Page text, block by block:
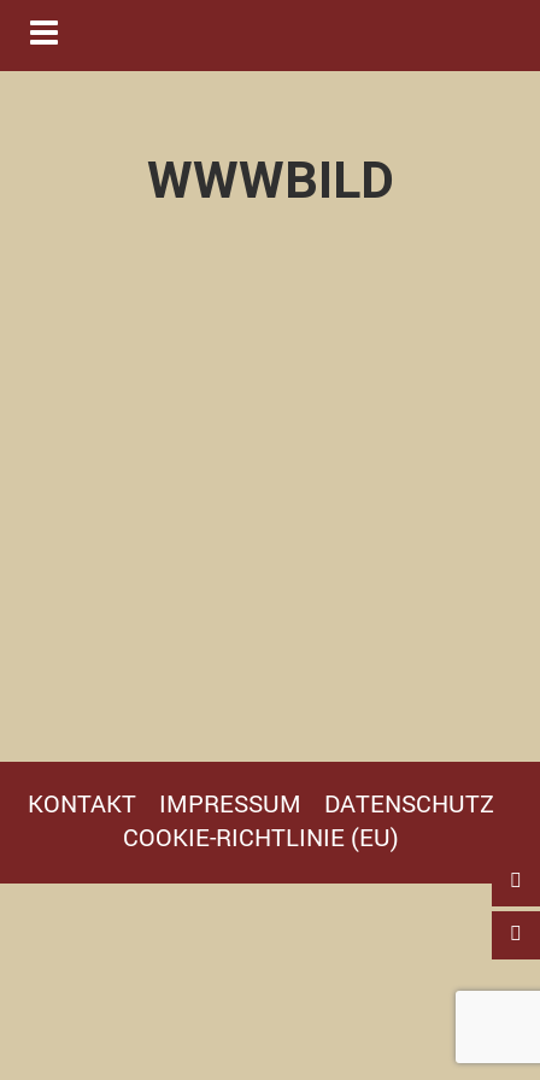
Navigation ein-/ausblenden
WWWBILD
KONTAKT IMPRESSUM
DATENSCHUTZ
COOKIE-RICHTLINIE (EU)